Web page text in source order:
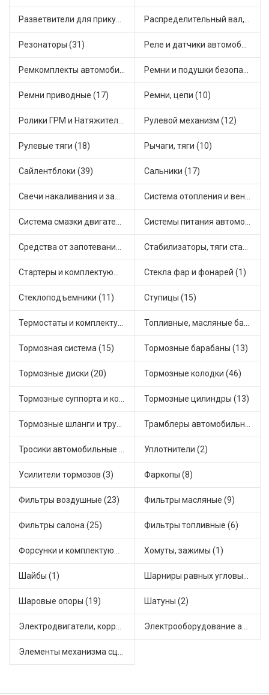
Разветвители для прикуривателя (4) Распределительный вал, шестерни распределительного (5)
Резонаторы (31) Реле и датчики автомобильные (134)
Ремкомплекты автомобильные (25) Ремни и подушки безопасности (1)
Ремни приводные (17) Ремни, цепи (10)
Ролики ГРМ и Натяжители (20) Рулевой механизм (12)
Рулевые тяги (18) Рычаги, тяги (10)
Сайлентблоки (39) Сальники (17)
Свечи накаливания и зажигания (22) Система отопления и вентиляции (33)
Система смазки двигателя (2) Системы питания автомобиля (9)
Средства от запотевания и размораживатели стекла (1) Стабилизаторы, тяги стабилизатора, стойки стабилиз (22)
Стартеры и комплектующие (27) Стекла фар и фонарей (1)
Стеклоподъемники (11) Ступицы (15)
Термостаты и комплектующие системы охлаждения (63) Топливные, масляные баки (3)
Тормозная система (15) Тормозные барабаны (13)
Тормозные диски (20) Тормозные колодки (46)
Тормозные суппорта и комплектующие (18) Тормозные цилиндры (13)
Тормозные шланги и трубки (7) Трамблеры автомобильные (2)
Тросики автомобильные (43) Уплотнители (2)
Усилители тормозов (3) Фаркопы (8)
Фильтры воздушные (23) Фильтры масляные (9)
Фильтры салона (25) Фильтры топливные (6)
Форсунки и комплектующие (5) Хомуты, зажимы (1)
Шайбы (1) Шарниры равных угловых скоростей, приводные валы (32)
Шаровые опоры (19) Шатуны (2)
Электродвигатели, корректоры и приводы автомобильн (28) Электрооборудование автомобилей (9)
Элементы механизма сцепления (48)